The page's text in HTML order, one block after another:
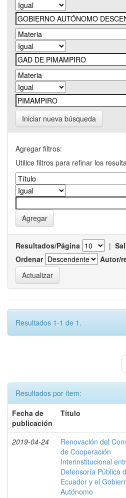
Iniciar nueva búsqueda
Agregar filtros:
Utilice filtros para refinar los
Resultados/Página |
Ordenar
Autor/
Resultados 1-1 de 1.
Resultados por ítem:
Fecha de
publicación
Título
2019-04-24
Renovación del
de Cooperación
Interinstitucional
Defensoría Pública
Ecuador y el
Autónomo